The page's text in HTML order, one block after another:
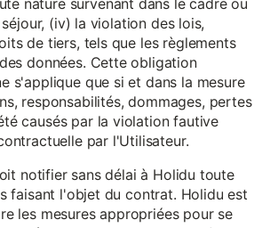
nature survenant dans le cadre ou
(iv) la violation des lois,
de tiers, tels que les règlements
données. Cette obligation
s'applique que si et dans la mesure
responsabilités, dommages, pertes
causés par la violation fautive
par l'Utilisateur.
notifier sans délai à Holidu toute
faisant l'objet du contrat. Holidu est
les mesures appropriées pour se